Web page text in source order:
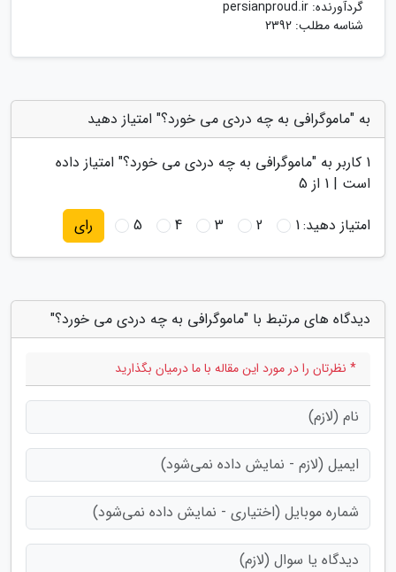
گردآورنده: persianproud.ir
شناسه مطلب: 2392
به "ماموگرافی به چه دردی می خورد؟" امتیاز دهید
1 کاربر به "ماموگرافی به چه دردی می خورد؟" امتیاز داده
است | 1 از 5
امتیاز دهید:1
2
3
4
5 رای
دیدگاه های مرتبط با "ماموگرافی به چه دردی می خورد؟"
* نظرتان را در مورد این مقاله با ما درمیان بگذارید